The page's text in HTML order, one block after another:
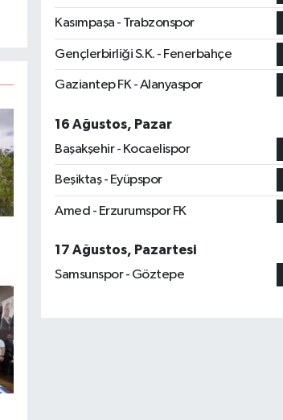
Kasımpaşa - Trabzonspor
Gençlerbirliği S.K. - Fenerbahçe
Gaziantep FK - Alanyaspor
16 Ağustos, Pazar
Başakşehir - Kocaelispor
Beşiktaş - Eyüpspor
Amed - Erzurumspor FK
17 Ağustos, Pazartesi
Samsunspor - Göztepe